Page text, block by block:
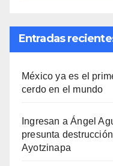
Entradas
México ya es el
cerdo en el mundo
Ingresan a Ángel
presunta
Ayotzinapa